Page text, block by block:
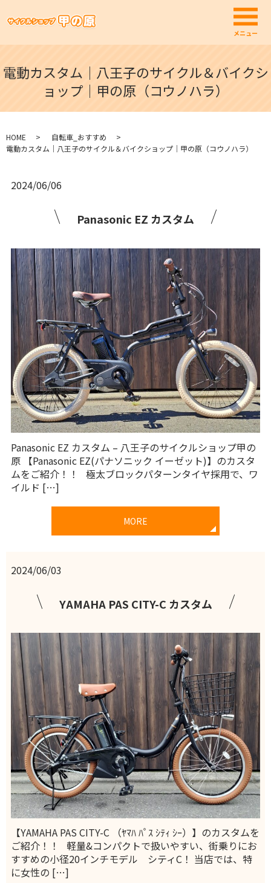
メ
メニュー
電動カスタム｜八王子のサイクル＆バイクシ
ョップ｜甲の原（コウノハラ）
HOME
自転車_おすすめ
電動カスタム｜八王子のサイクル＆バイクショップ｜甲の原（コウノハラ）
2024/06/06
Panasonic EZ カスタム
Panasonic EZ カスタム – 八王子のサイクルショップ甲の
原 【Panasonic EZ(パナソニック イーゼット)】のカスタ
ムをご紹介！！ 極太ブロックパターンタイヤ採用で、ワ
イルド […]
MORE
2024/06/03
YAMAHA PAS CITY-C カスタム
【YAMAHA PAS CITY-C （ﾔﾏﾊ ﾊﾟｽ ｼﾃｨ ｼｰ）】のカスタムを
ご紹介！！ 軽量&コンパクトで扱いやすい、街乗りにお
すすめの小径20インチモデル シティC！ 当店では、特
に女性の […]